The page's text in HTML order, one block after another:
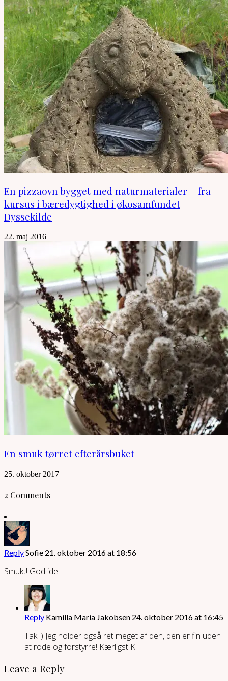
En pizzaovn bygget med naturmaterialer – fra
kursus i bæredygtighed i økosamfundet
Dyssekilde
22. maj 2016
En smuk tørret efterårsbuket
25. oktober 2017
2 Comments
ReplySofie 21. oktober 2016 at 18:56
Smukt! God ide.
Reply Kamilla Maria Jakobsen 24. oktober 2016 at 16:45
Tak :) Jeg holder også ret meget af den, den er fin uden
at rode og forstyrre! Kærligst K
Leave a Reply